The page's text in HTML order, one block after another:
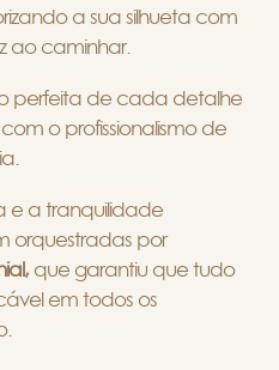
a sua silhueta com
ao caminhar.
perfeita de cada detalhe
o profissionalismo de
e a tranquilidade
orquestradas por
que garantiu que tudo
em todos os